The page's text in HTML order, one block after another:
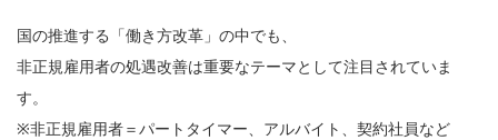
国の推進する「働き方改革」の中でも、
非正規雇用者の処遇改善は重要なテーマとして注目されていま
す。
※非正規雇用者＝パートタイマー、アルバイト、契約社員など